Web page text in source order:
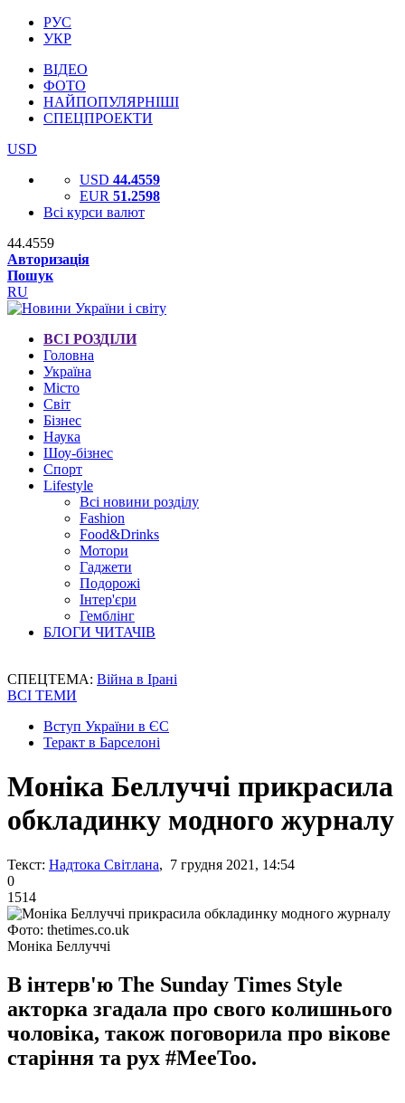
РУС
УКР
ВІДЕО
ФОТО
НАЙПОПУЛЯРНІШІ
СПЕЦПРОЕКТИ
USD
USD 44.4559
EUR 51.2598
Всі курси валют
44.4559
Авторизація
Пошук
RU
ВСІ РОЗДІЛИ
Головна
Україна
Місто
Світ
Бізнес
Наука
Шоу-бізнес
Спорт
Lifestyle
Всі новини розділу
Fashion
Food&Drinks
Мотори
Гаджети
Подорожі
Інтер'єри
Гемблінг
БЛОГИ ЧИТАЧІВ
СПЕЦТЕМА: Війна в Ірані
ВСІ ТЕМИ
Вступ України в ЄС
Теракт в Барселоні
Моніка Беллуччі прикрасила
обкладинку модного журналу
Текст: Надтока Світлана, 7 грудня 2021, 14:54
0
1514
Фото: thetimes.co.uk
Моніка Беллуччі
В інтерв'ю The Sunday Times Style
акторка згадала про свого колишнього
чоловіка, також поговорила про вікове
старіння та рух #MeeToo.